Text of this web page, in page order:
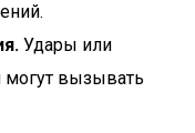
Удары или
вызывать